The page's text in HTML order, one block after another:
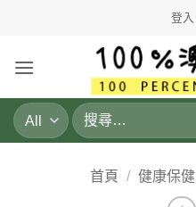
登
搜
尋
首頁 / 健康保